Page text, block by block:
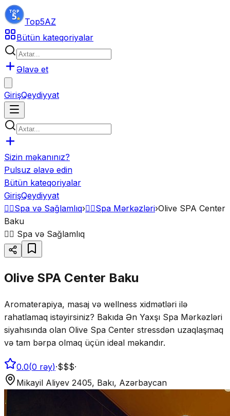
Top5AZ
Bütün kateqoriyalar
Əlavə et
GirişQeydiyyat
Sizin məkanınız?
Pulsuz əlavə edin
Bütün kateqoriyalar
GirişQeydiyyat
💆‍♂️Spa və Sağlamlıq›💆‍♀️Spa Mərkəzləri›Olive SPA Center
Baku
💆‍♂️ Spa və Sağlamlıq
Olive SPA Center Baku
Aromaterapiya, masaj və wellness xidmətləri ilə
rahatlamaq istəyirsiniz? Bakıda Ən Yaxşı Spa Mərkəzləri
siyahısında olan Olive Spa Center stressdən uzaqlaşmaq
və tam bərpa olmaq üçün ideal məkandır.
0.0(0 rəy)·$$$·
Mikayil Aliyev 2405, Bakı, Azərbaycan